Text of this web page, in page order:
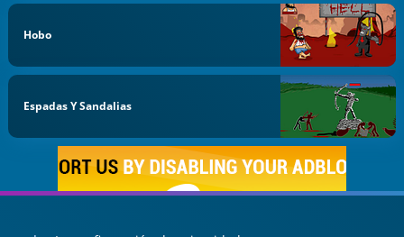
Hobo
Espadas Y Sandalias